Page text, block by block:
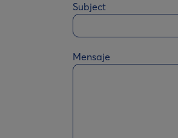
Subject
Mensaje